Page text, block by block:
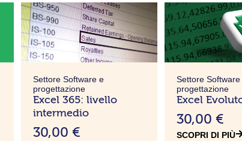
Settore Software e
progettazione
Excel 365: livello
intermedio
30,00 €
Settore Software
progettazione
Excel
30,00 €
SCOPRI DI PIÙ